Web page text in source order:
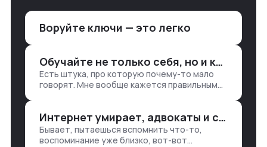
аналитикой лет 15 назад, нужно было:
продажи, заявки, прогресс по проекту
— все ручками
Воруйте ключи — это легко
Обучайте не только себя, но и клиентов
Есть штука, про которую почему-то мало
говорят. Мне вообще кажется правильным
хватаешь у клиента: е…
Интернет умирает, адвокаты и судьи в растерянности, а я хочу песню
Бывает, пытаешься вспомнить что-то,
воспоминание уже близко, вот-вот